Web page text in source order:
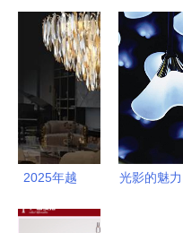
2025年越
光影的魅力